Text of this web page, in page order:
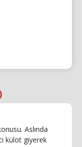
Aslında
külot giyerek